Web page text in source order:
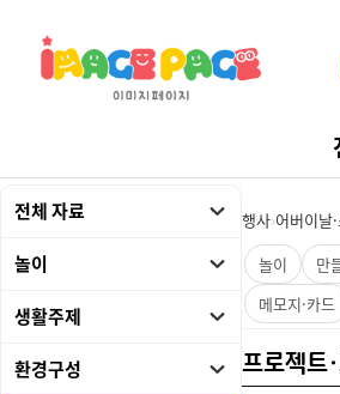
전체 자료
놀이
생활주제
환경구성
행사›어버이날
놀이
만
메모지·카드
프로젝트